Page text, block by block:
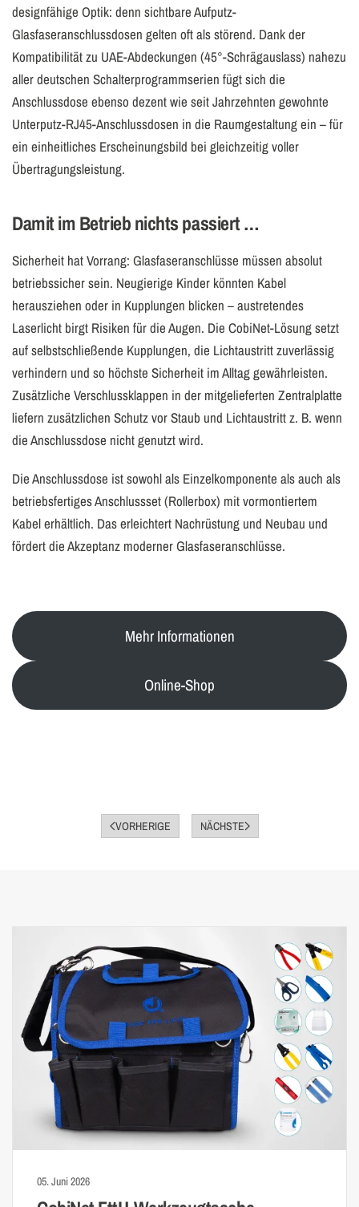
designfähige Optik: denn sichtbare Aufputz-
Glasfaseranschlussdosen gelten oft als störend. Dank der
Kompatibilität zu UAE-Abdeckungen (45°-Schrägauslass) nahezu
aller deutschen Schalterprogrammserien fügt sich die
Anschlussdose ebenso dezent wie seit Jahrzehnten gewohnte
Unterputz-RJ45-Anschlussdosen in die Raumgestaltung ein – für
ein einheitliches Erscheinungsbild bei gleichzeitig voller
Übertragungsleistung.
Damit im Betrieb nichts passiert …
Sicherheit hat Vorrang: Glasfaseranschlüsse müssen absolut
betriebssicher sein. Neugierige Kinder könnten Kabel
herausziehen oder in Kupplungen blicken – austretendes
Laserlicht birgt Risiken für die Augen. Die CobiNet-Lösung setzt
auf selbstschließende Kupplungen, die Lichtaustritt zuverlässig
verhindern und so höchste Sicherheit im Alltag gewährleisten.
Zusätzliche Verschlussklappen in der mitgelieferten Zentralplatte
liefern zusätzlichen Schutz vor Staub und Lichtaustritt z. B. wenn
die Anschlussdose nicht genutzt wird.
Die Anschlussdose ist sowohl als Einzelkomponente als auch als
betriebsfertiges Anschlussset (Rollerbox) mit vormontiertem
Kabel erhältlich. Das erleichtert Nachrüstung und Neubau und
fördert die Akzeptanz moderner Glasfaseranschlüsse.
Mehr Informationen
Online-Shop
VORHERIGE NÄCHSTE
05. Juni 2026